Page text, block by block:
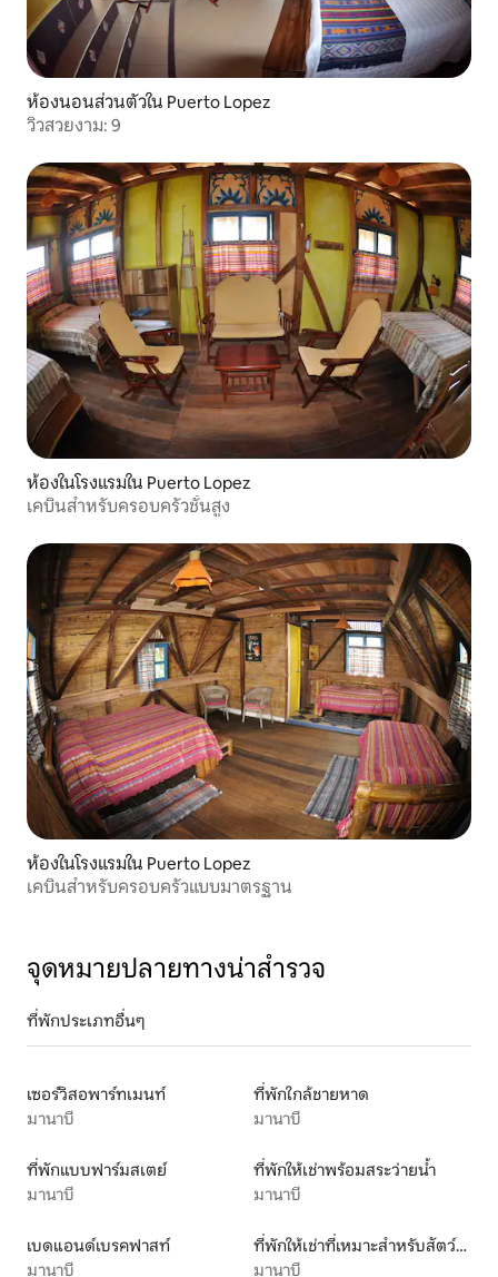
ห้องนอนส่วนตัวใน Puerto Lopez
วิวสวยงาม: 9
ห้องในโรงแรมใน Puerto Lopez
เคบินสำหรับครอบครัวชั้นสูง
ห้องในโรงแรมใน Puerto Lopez
เคบินสำหรับครอบครัวแบบมาตรฐาน
จุดหมายปลายทางน่าสำรวจ
ที่พักประเภทอื่นๆ
เซอร์วิสอพาร์ทเมนท์
มานาบี
ที่พักใกล้ชายหาด
มานาบี
ที่พักแบบฟาร์มสเตย์
มานาบี
ที่พักให้เช่าพร้อมสระว่ายน้ำ
มานาบี
เบดแอนด์เบรคฟาสท์
มานาบี
ที่พักให้เช่าที่เหมาะสำหรับสัตว์เลี้ยง
มานาบี